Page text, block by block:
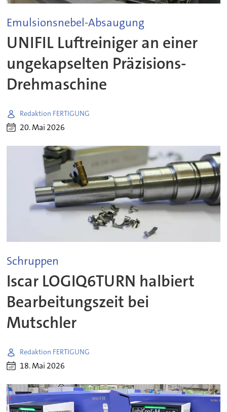
Emulsionsnebel-Absaugung
UNIFIL Luftreiniger an einer
ungekapselten Präzisions-
Drehmaschine
Redaktion FERTIGUNG
20. Mai 2026
Schruppen
Iscar LOGIQ6TURN halbiert
Bearbeitungszeit bei
Mutschler
Redaktion FERTIGUNG
18. Mai 2026